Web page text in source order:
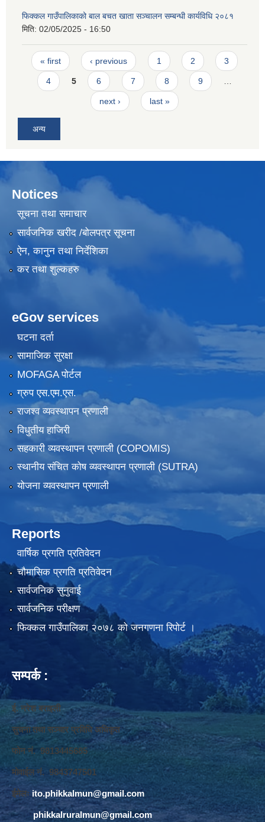
फिक्कल गाउँपालिकाको बाल बचत खाता सञ्चालन सम्बन्धी कार्यविधि २०८१
मिति: 02/05/2025 - 16:50
Pages
« first ‹ previous 1 2 3
4 5 6 7 8 9 …
next › last »
अन्य
Notices
सूचना तथा समाचार
सार्वजनिक खरीद /बोलपत्र सूचना
ऐन, कानुन तथा निर्देशिका
कर तथा शुल्कहरु
eGov services
घटना दर्ता
सामाजिक सुरक्षा
MOFAGA पोर्टल
ग्रुप एस.एम.एस.
राजश्व व्यवस्थापन प्रणाली
विधुतीय हाजिरी
सहकारी व्यवस्थापन प्रणाली (COPOMIS)
स्थानीय संचित कोष व्यवस्थापन प्रणाली (SUTRA)
योजना व्यवस्थापन प्रणाली
Reports
वार्षिक प्रगति प्रतिवेदन
चौमासिक प्रगति प्रतिवेदन
सार्वजनिक सुनुवाई
सार्वजनिक परीक्षण
फिक्कल गाउँपालिका २०७८ को जनगणना रिपोर्ट ।
सम्पर्क :
ई. नरेश बराइली
सुचना तथा सञ्‍चार प्रविधि अधिकृत
फोन नं. 9813445685
मोवाईल नं. 9843747501
ईमेलः ito.phikkalmun@gmail.com
phikkalruralmun@gmail.com